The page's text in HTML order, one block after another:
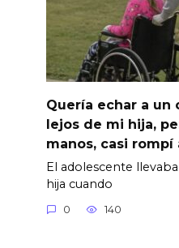
Quería echar a un
lejos de mi hija,
manos, casi rompí
El adolescente
hija cuando
0 140